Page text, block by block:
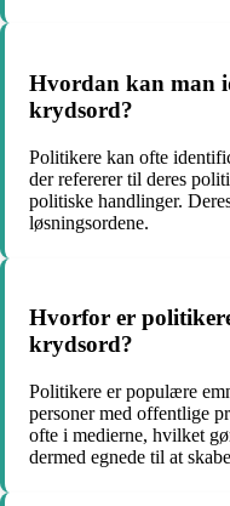
Hvordan kan man
krydsord?
Politikere kan ofte
der refererer til deres
politiske handlinger.
løsningsordene.
Hvorfor er
krydsord?
Politikere er populære
personer med offentlige
ofte i medierne, hvilket
dermed egnede til at